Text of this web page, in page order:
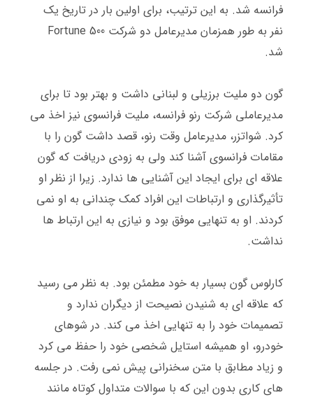
فرانسه شد. به این ترتیب، برای اولین بار در تاریخ یک
نفر به طور همزمان مدیرعامل دو شرکت
شد.
گون دو ملیت برزیلی و لبنانی داشت و بهتر بود تا برای
مدیرعاملی شرکت رنو فرانسه، ملیت فرانسوی نیز اخذ می
کرد. شواتزر، مدیرعامل وقت رنو، قصد داشت گون را با
مقامات فرانسوی آشنا کند ولی به زودی دریافت که گون
علاقه ای برای ایجاد این آشنایی ها ندارد. زیرا از نظر او
تأثیرگذاری و ارتباطات این افراد کمک چندانی به او نمی
کردند. او به تنهایی موفق بود و نیازی به این ارتباط ها
نداشت.
کارلوس گون بسیار به خود مطمئن بود. به نظر می رسید
که علاقه ای به شنیدن نصیحت از دیگران ندارد و
تصمیمات خود را به تنهایی اخذ می کند. در شوهای
خودرو، او همیشه استایل شخصی خود را حفظ می کرد
و زیاد مطابق با متن سخنرانی پیش نمی رفت. در جلسه
های کاری بدون این که با سوالات متداول کوتاه مانند